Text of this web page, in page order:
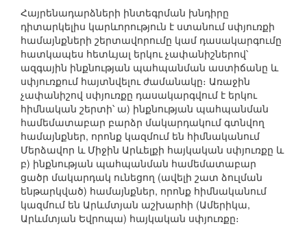
Հայրենադարձների ինտեգրման խնդիրը
դիտարկելիս կարևորություն է ստանում սփյուռքի
համայնքների շերտավորումը կամ դասակարգումը
հատկապես հետևյալ երկու չափանիշներով՝
ազգային ինքնության պահպանման աստիճանը և
սփյուռքում հայտնվելու ժամանակը։ Առաջին
չափանիշով սփյուռքը դասակարգվում է երկու
հիմնական շերտի՝ ա) ինքնության պահպանման
համեմատաբար բարձր մակարդակում գտնվող
համայնքներ, որոնք կազմում են հիմնականում
Մերձավոր և Միջին Արևելքի հայկական սփյուռքը և
բ) ինքնության պահպանման համեմատաբար
ցածր մակարդակ ունեցող (ավելի շատ ձուլման
ենթարկված) համայնքներ, որոնք հիմնականում
կազմում են Արևմտյան աշխարհի (Ամերիկա,
Արևմտյան Եվրոպա) հայկական սփյուռքը։